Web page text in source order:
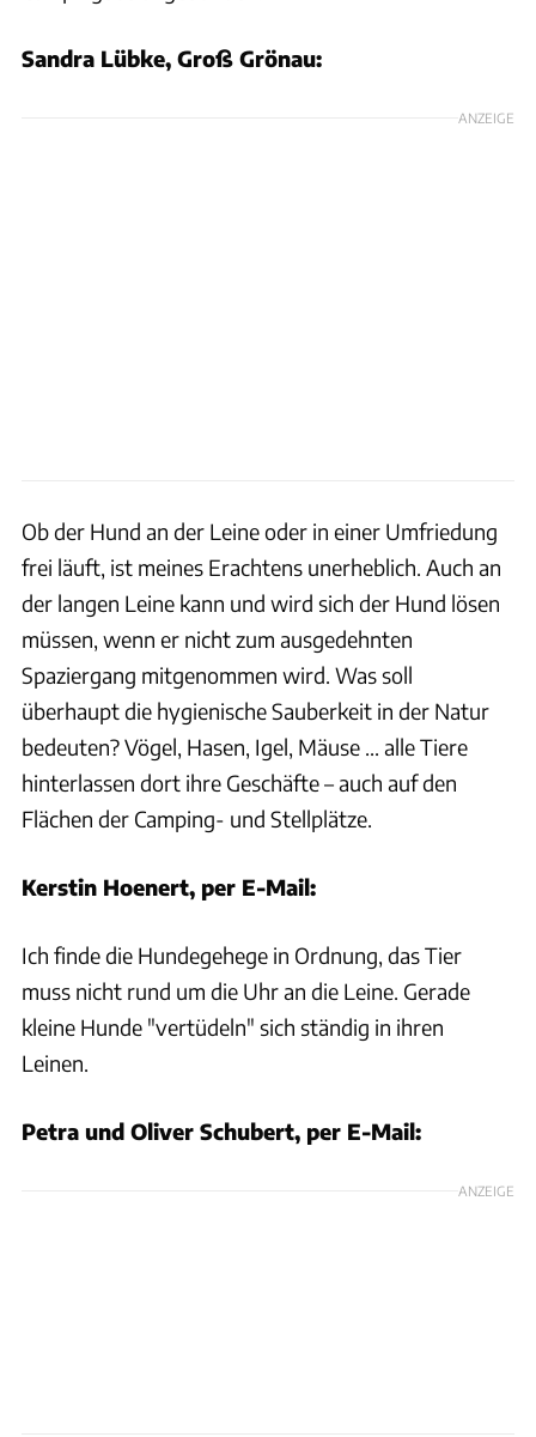
Sandra Lübke, Groß Grönau:
ANZEIGE
Ob der Hund an der Leine oder in einer Umfriedung
frei läuft, ist meines Erachtens unerheblich. Auch an
der langen Leine kann und wird sich der Hund lösen
müssen, wenn er nicht zum ausgedehnten
Spaziergang mitgenommen wird. Was soll
überhaupt die hygienische Sauberkeit in der Natur
bedeuten? Vögel, Hasen, Igel, Mäuse ... alle Tiere
hinterlassen dort ihre Geschäfte – auch auf den
Flächen der Camping- und Stellplätze.
Kerstin Hoenert, per E-Mail:
Ich finde die Hundegehege in Ordnung, das Tier
muss nicht rund um die Uhr an die Leine. Gerade
kleine Hunde "vertüdeln" sich ständig in ihren
Leinen.
Petra und Oliver Schubert, per E-Mail:
ANZEIGE